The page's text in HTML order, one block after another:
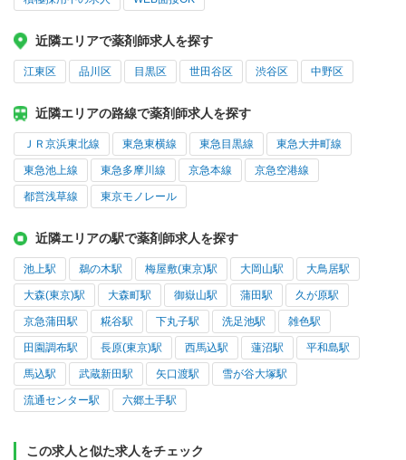
近隣エリアで薬剤師求人を探す
江東区 品川区 目黒区 世田谷区 渋谷区 中野区
近隣エリアの路線で薬剤師求人を探す
ＪＲ京浜東北線 東急東横線 東急目黒線 東急大井町線
東急池上線 東急多摩川線 京急本線 京急空港線
都営浅草線 東京モノレール
近隣エリアの駅で薬剤師求人を探す
池上駅 鵜の木駅 梅屋敷(東京)駅 大岡山駅 大鳥居駅
大森(東京)駅 大森町駅 御嶽山駅 蒲田駅 久が原駅
京急蒲田駅 糀谷駅 下丸子駅 洗足池駅 雑色駅
田園調布駅 長原(東京)駅 西馬込駅 蓮沼駅 平和島駅
馬込駅 武蔵新田駅 矢口渡駅 雪が谷大塚駅
流通センター駅 六郷土手駅
この求人と似た求人をチェック